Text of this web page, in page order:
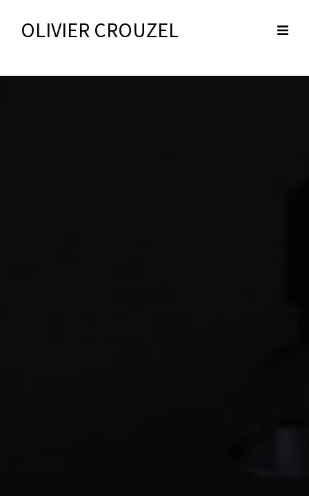
OLIVIER CROUZEL